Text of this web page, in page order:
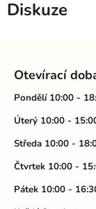
Diskuze
Otevírací
Pondělí 10:00 -
Úterý 10:00 -
Středa 10:00 -
Čtvrtek 10:00 -
Pátek 10:00 -